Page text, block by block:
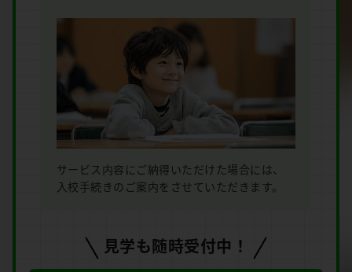
サービス内容にご納得いただけた場合には、
入校手続きのご案内をさせていただきます。
見学も随時受付中！